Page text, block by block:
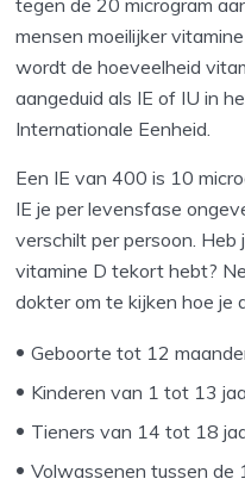
tegen de 20 microgram
mensen moeilijker
wordt de hoeveelheid
aangeduid als IE of IU in
Internationale Eenheid.
Een IE van 400 is 10
IE je per levensfase
verschilt per persoon.
vitamine D tekort hebt?
dokter om te kijken hoe je
Geboorte tot 12
Kinderen van 1 tot 13
Tieners van 14 tot 18
Volwassenen tussen de